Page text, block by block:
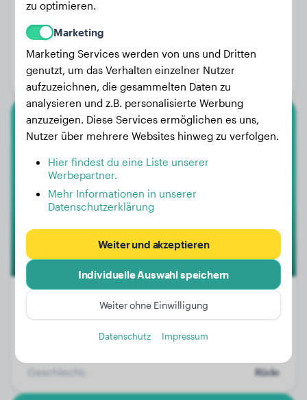
Gewicht:
Alter:
1 Jahr, 1 Monat
Geschlecht:
Bolonka
Sammy
Geschlecht:
Rüde
zu optimieren.
Marketing
Marketing Services werden von uns und Dritten
genutzt, um das Verhalten einzelner Nutzer
aufzuzeichnen, die gesammelten Daten zu
analysieren und z.B. personalisierte Werbung
anzuzeigen. Diese Services ermöglichen es uns,
Nutzer über mehrere Websites hinweg zu verfolgen.
Hier findest du eine Liste unserer
Werbepartner.
Mehr Informationen in unserer
Datenschutzerklärung
Weiter und akzeptieren
Individuelle Auswahl speichern
Weiter ohne Einwilligung
Datenschutz Impressum